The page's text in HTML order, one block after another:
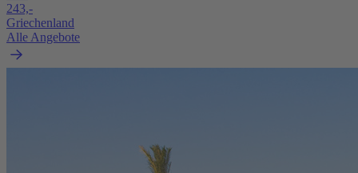
243,-
Griechenland
Alle Angebote